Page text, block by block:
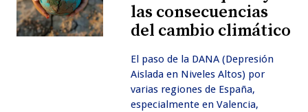
las consecuencias
del cambio climático
El paso de la DANA (Depresión
Aislada en Niveles Altos) por
varias regiones de España,
especialmente en Valencia,